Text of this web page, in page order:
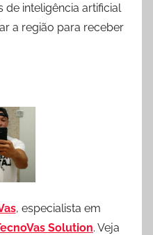
de inteligência artificial
a região para receber
, especialista em
Solution. Veja